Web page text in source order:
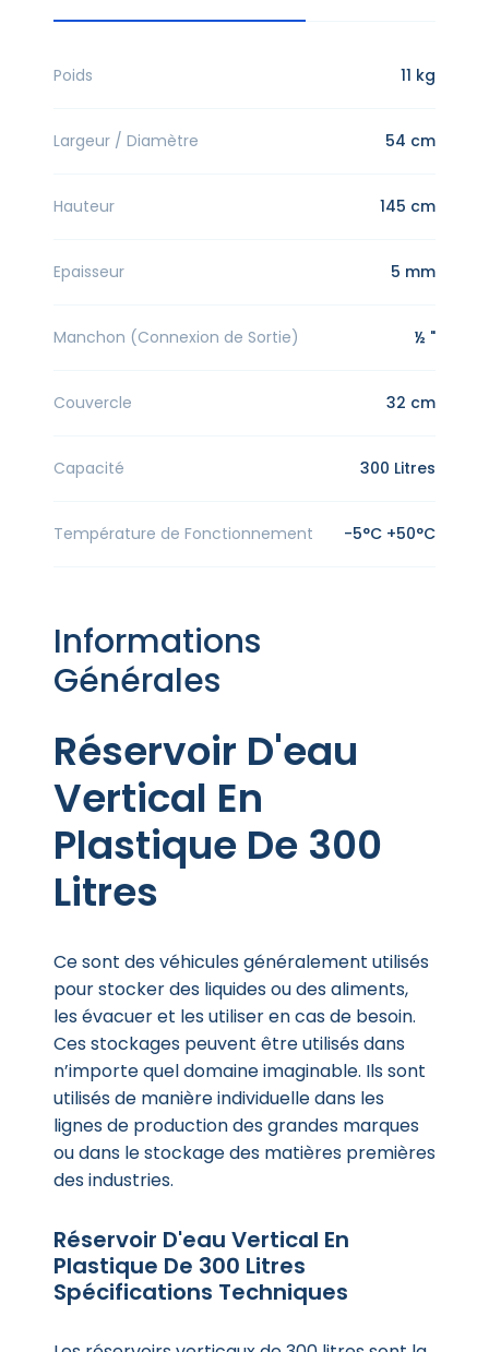
Poids 11 kg
Largeur / Diamètre 54 cm
Hauteur 145 cm
Epaisseur 5 mm
Manchon (Connexion de Sortie) ½ "
Couvercle 32 cm
Capacité 300 Litres
Température de Fonctionnement -5°C +50°C
Informations
Générales
Réservoir D'eau
Vertical En
Plastique De 300
Litres
Ce sont des véhicules généralement utilisés
pour stocker des liquides ou des aliments,
les évacuer et les utiliser en cas de besoin.
Ces stockages peuvent être utilisés dans
n’importe quel domaine imaginable. Ils sont
utilisés de manière individuelle dans les
lignes de production des grandes marques
ou dans le stockage des matières premières
des industries.
Réservoir D'eau Vertical En
Plastique De 300 Litres
Spécifications Techniques